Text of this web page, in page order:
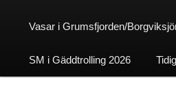
Vasar i Grumsfjorden/
SM i Gäddtrolling 2026